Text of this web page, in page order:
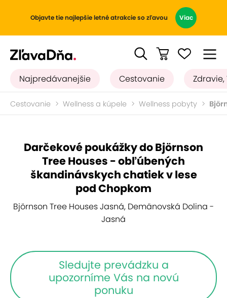
Objavte tie najlepšie letné atrakcie so zľavou Viac
Najpredávanejšie Cestovanie Zdravie,
Cestovanie Wellness a kúpele Wellness pobyty
Darčekové poukážky do Björnson
Tree Houses - obľúbených
škandinávskych chatiek v lese
pod Chopkom
Björnson Tree Houses Jasná, Demänovská Dolina -
Jasná
Sledujte prevádzku a
upozorníme Vás na novú
ponuku